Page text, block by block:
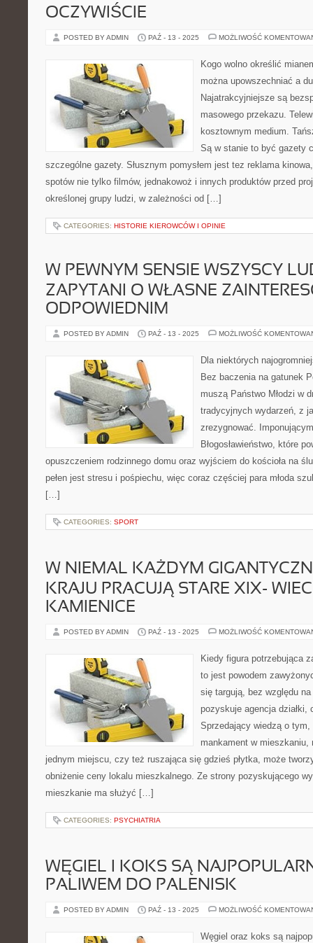
OCZYWIŚCIE
POSTED BY ADMIN PAŹ - 13 - 2025 MOŻLIWOŚĆ
Kogo wolno określić
można upowszechniać a
Najatrakcyjniejsze są
masowego przekazu.
kosztownym medium.
Są w stanie to być gazety
szczególne gazety. Słusznym pomysłem jest tez reklama
spotów nie tylko filmów, jednakowoż i innych produktów przed
określonej grupy ludzi, w zależności od […]
CATEGORIES: HISTORIE KIEROWCÓW I OPINIE
W PEWNYM SENSIE WSZYSCY
ZAPYTANI O WŁASNE
ODPOWIEDNIM
POSTED BY ADMIN PAŹ - 13 - 2025 MOŻLIWOŚĆ
Dla niektórych
Bez baczenia na gatunek
muszą Państwo Młodzi w
tradycyjnych wydarzeń, z
zrezygnować.
Błogosławieństwo, które
opuszczeniem rodzinnego domu oraz wyjściem do kościoła na
pełen jest stresu i pośpiechu, więc coraz częściej para młoda
[…]
CATEGORIES: SPORT
W NIEMAL KAŻDYM
KRAJU PRACUJĄ STARE XIX-
KAMIENICE
POSTED BY ADMIN PAŹ - 13 - 2025 MOŻLIWOŚĆ
Kiedy figura potrzebująca
to jest powodem
się targują, bez względu
pozyskuje agencja działki,
Sprzedający wiedzą o
mankament w mieszkaniu,
jednym miejscu, czy też ruszająca się gdzieś płytka, może
obniżenie ceny lokalu mieszkalnego. Ze strony pozyskującego
mieszkanie ma służyć […]
CATEGORIES: PSYCHIATRIA
WĘGIEL I KOKS SĄ
PALIWEM DO PALENISK
POSTED BY ADMIN PAŹ - 13 - 2025 MOŻLIWOŚĆ
Węgiel oraz koks są